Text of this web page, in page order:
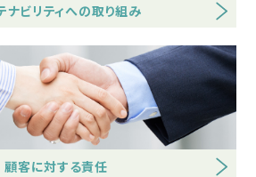
ナビリティへの取り組み
顧客に対する責任